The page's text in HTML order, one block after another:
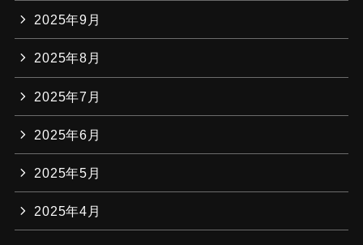
2025年9月
2025年8月
2025年7月
2025年6月
2025年5月
2025年4月